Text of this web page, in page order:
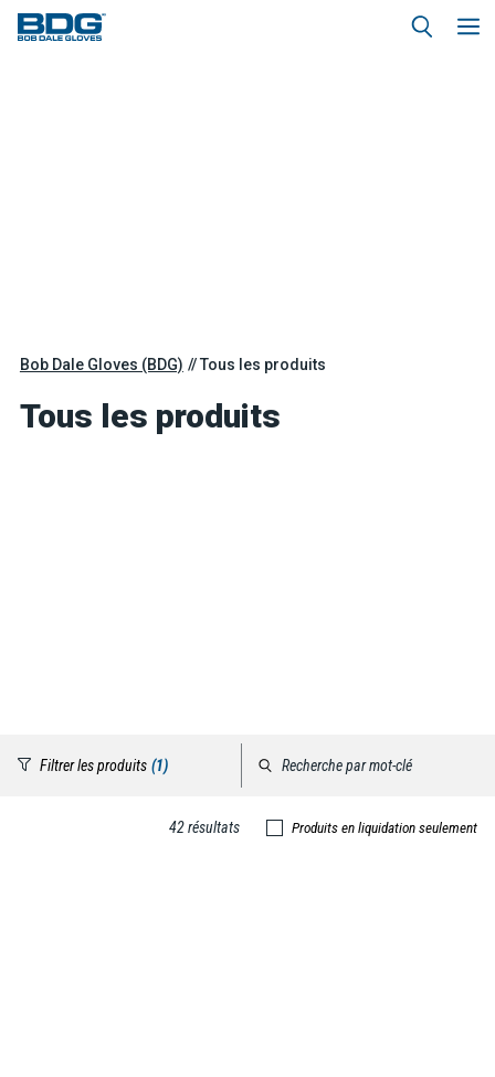
Bob Dale Gloves (BDG) Tous les produits
Tous les produits
Filtrer les produits (1)
42 résultats Produits en liquidation seulement